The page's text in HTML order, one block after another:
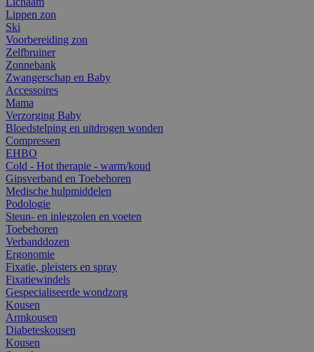
Lippen zon
Ski
Voorbereiding zon
Zelfbruiner
Zonnebank
Zwangerschap en Baby
Accessoires
Mama
Verzorging Baby
Bloedstelping en uitdrogen wonden
Compressen
EHBO
Cold - Hot therapie - warm/koud
Gipsverband en Toebehoren
Medische hulpmiddelen
Podologie
Steun- en inlegzolen en voeten
Toebehoren
Verbanddozen
Ergonomie
Fixatie, pleisters en spray
Fixatiewindels
Gespecialiseerde wondzorg
Kousen
Armkousen
Diabeteskousen
Kousen